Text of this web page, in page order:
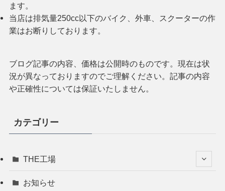
ます。
当店は排気量250cc以下のバイク、外車、スクーターの作
業はお断りしております。
ブログ記事の内容、価格は公開時のものです。現在は状
況が異なっておりますのでご理解ください。記事の内容
や正確性については保証いたしません。
カテゴリー
THE工場
お知らせ